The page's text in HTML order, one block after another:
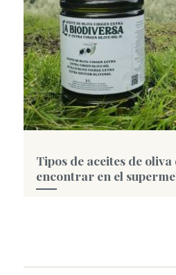
Tipos de aceites de oliva
encontrar en el